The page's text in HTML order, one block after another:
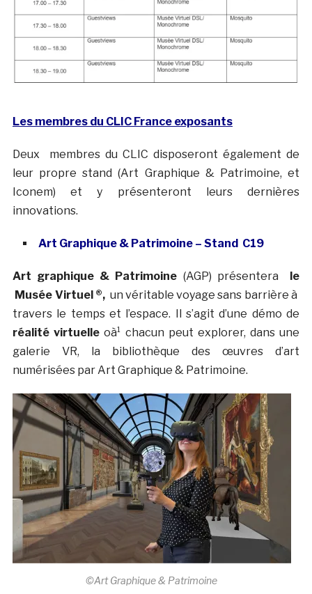
Les membres du CLIC France exposants
Deux membres du CLIC disposeront également de
leur propre stand (Art Graphique & Patrimoine, et
Iconem) et y présenteront leurs dernières
innovations.
Art Graphique & Patrimoine – Stand C19
Art graphique & Patrimoine (AGP) présentera le
Musée Virtuel ®, un véritable voyage sans barrière à
travers le temps et l’espace. Il s’agit d’une démo de
réalité virtuelleoà¹ chacun peut explorer, dans une
galerie VR, la bibliothèque des œuvres d’art
numérisées par Art Graphique & Patrimoine.
©Art Graphique & Patrimoine